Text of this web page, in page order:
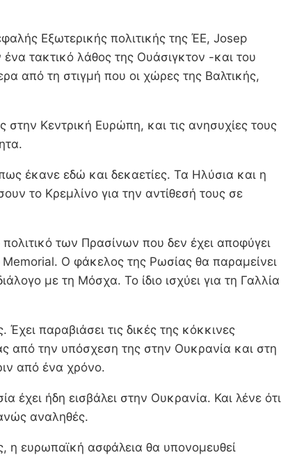
Εξωτερικής πολιτικής της ΈΕ, Josep
τακτικό λάθος της Ουάσιγκτον -και του
από τη στιγμή που οι χώρες της Βαλτικής,
Κεντρική Ευρώπη, και τις ανησυχίες τους
έκανε εδώ και δεκαετίες. Τα Ηλύσια και η
το Κρεμλίνο για την αντίθεσή τους σε
των Πρασίνων που δεν έχει αποφύγει
Ο φάκελος της Ρωσίας θα παραμείνει
με τη Μόσχα. Το ίδιο ισχύει για τη Γαλλία
παραβιάσει τις δικές της κόκκινες
από την υπόσχεση της στην Ουκρανία και στη
από ένα χρόνο.
ήδη εισβάλει στην Ουκρανία. Και λένε ότι
αναληθές.
η ευρωπαϊκή ασφάλεια θα υπονομευθεί